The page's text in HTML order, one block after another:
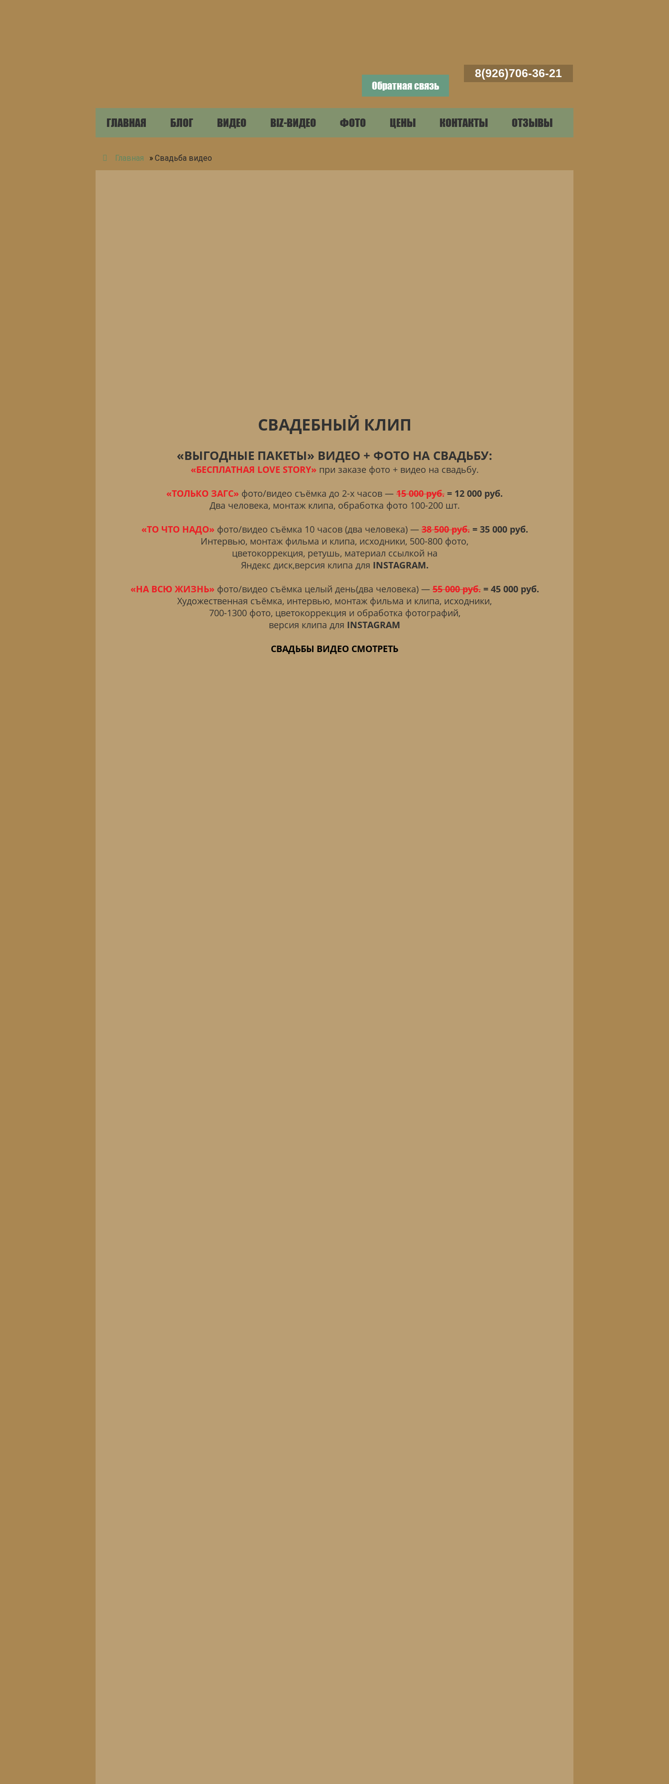
8(926)706-36-21
Обратная связь
ГЛАВНАЯ БЛОГ ВИДЕО BIZ-ВИДЕО ФОТО ЦЕНЫ КОНТАКТЫ ОТЗЫВЫ
Главная » Свадьба видео
СВАДЕБНЫЙ КЛИП
«ВЫГОДНЫЕ ПАКЕТЫ» ВИДЕО + ФОТО НА СВАДЬБУ:
«БЕСПЛАТНАЯ LOVE STORY» при заказе фото + видео на свадьбу.
«ТОЛЬКО ЗАГС» фото/видео съёмка до 2-х часов — 15 000 руб. = 12 000 руб.
Два человека, монтаж клипа, обработка фото 100-200 шт.
«ТО ЧТО НАДО» фото/видео съёмка 10 часов (два человека) —38 500 руб.= 35 000 руб.
Интервью, монтаж фильма и клипа, исходники, 500-800 фото,
цветокоррекция, ретушь, материал ссылкой на
Яндекс диск,версия клипа для INSTAGRAM.
«НА ВСЮ ЖИЗНЬ» фото/видео съёмка целый день(два человека) —55 000 руб.= 45 000 руб.
Художественная съёмка, интервью, монтаж фильма и клипа, исходники,
700-1300 фото, цветокоррекция и обработка фотографий,
версия клипа для INSTAGRAM
СВАДЬБЫ ВИДЕО СМОТРЕТЬ